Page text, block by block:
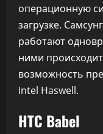
операционную
загрузке.
работают
ними
возможность
Intel Haswell.
HTC Babel